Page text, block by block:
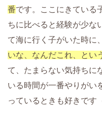
番です。ここにきている
ちに比べると経験が少な
て海に行く子がいた時に
いな、なんだこれ、とい
て、たまらない気持ちに
いる時間が一番やりがい
っているときも好きです